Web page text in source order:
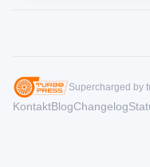
Supercharged by
KontaktBlogChangelog